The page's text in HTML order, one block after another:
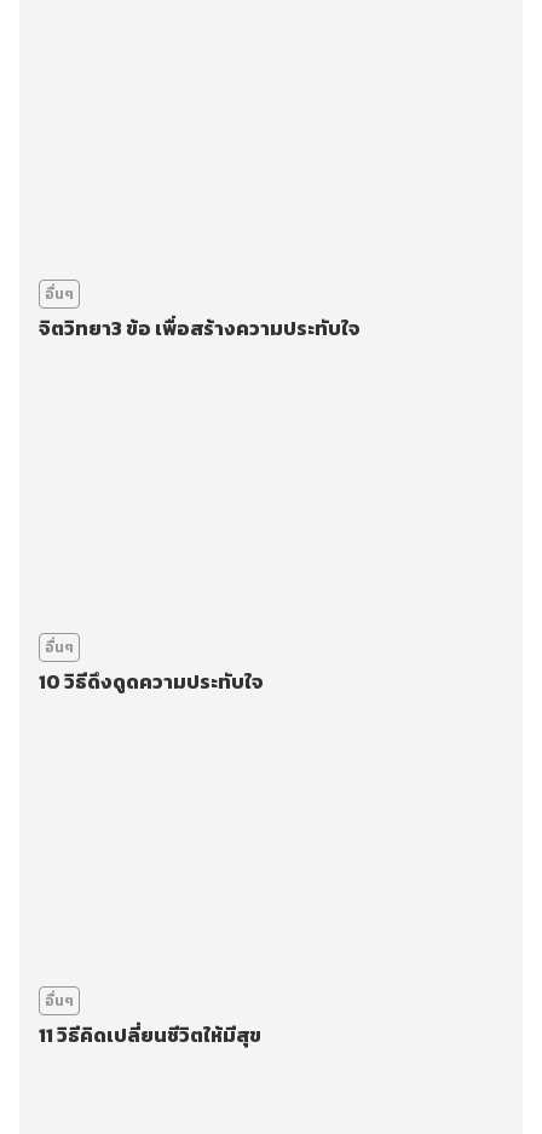
อื่นๆ
จิตวิทยา3 ข้อ เพื่อสร้างความประทับใจ
อื่นๆ
10 วิธีดึงดูดความประทับใจ
อื่นๆ
11 วิธีคิดเปลี่ยนชีวิตให้มีสุข